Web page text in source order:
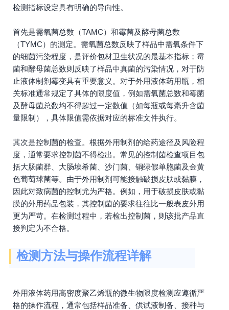
检测指标设定具有明确的导向性。
首先是需氧菌总数（TAMC）和霉菌及酵母菌总数
（TYMC）的测定。需氧菌总数反映了样品中需氧条件下
的细菌污染程度，是评价包材卫生状况的最基本指标；霉
菌和酵母菌总数则反映了样品中真菌的污染情况，对于防
止液体制剂霉变具有重要意义。对于外用液体药用瓶，相
关标准通常规定了具体的限度值，例如需氧菌总数和霉菌
及酵母菌总数均不得超过一定数值（如每瓶或每毫升含菌
量限制），具体限值需依据对应的标准文件执行。
其次是控制菌的检查。根据外用制剂的给药途径及风险程
度，通常要求控制菌不得检出。常见的控制菌检查项目包
括大肠菌群、大肠埃希菌、沙门菌、铜绿假单胞菌及金黄
色葡萄球菌等。由于外用制剂可能接触破损皮肤或黏膜，
因此对致病菌的控制尤为严格。例如，用于破损皮肤或黏
膜的外用药品包装，其控制菌的要求往往比一般表皮外用
更为严苛。在检测过程中，若检出控制菌，则该批产品直
接判定为不合格。
检测方法与操作流程详解
外用液体药用高密度聚乙烯瓶的微生物限度检测应遵循严
格的操作流程，通常包括样品准备、供试液制备、接种与